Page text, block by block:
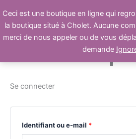
Ceci est une boutique en ligne qui
la boutique situé à Cholet. Aucune
merci de nous appeler ou de vous
demande
au
contenu
Mon
Se connecter
Identifiant ou e-mail *